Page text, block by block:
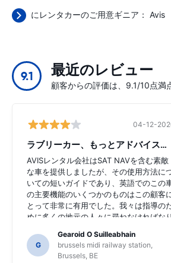
にレンタカーのご用意ギニア： Avis
9.1 最近のレビュー
顧客からの評価は、9.1/10点満
04-12-
ラブリーカー、もっとアドバイスが必要
AVISレンタル会社はSAT NAVを含む素敵
な車を提供しましたが、その使用方法に
いての短いガイドであり、英語でのこの
の主要機能のいくつかのものはこの顧客
とって非常に有用でした。我々は指導の
めに多くの地元の人々に尋ねなければなり
の機能を理解していないかも知れないかも
しれません。
G
Gearoid O Suilleabhain
brussels midi railway station,
Brussels, BE